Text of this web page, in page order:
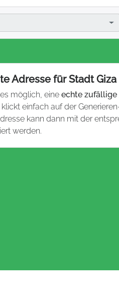
Adresse für Stadt Giza
möglich, eine echte zufällige
einfach auf der
kann dann mit der
werden.